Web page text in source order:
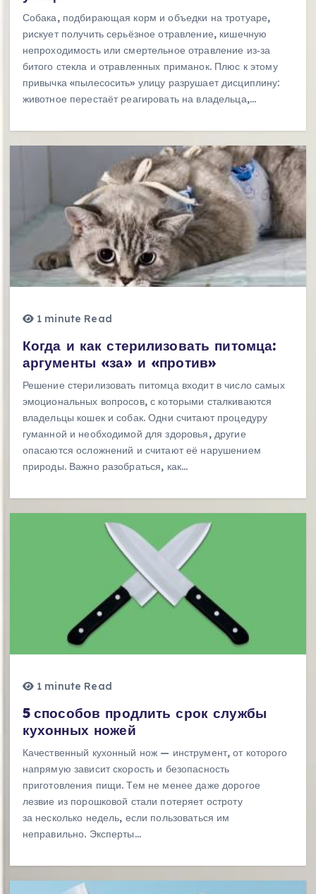
Собака, подбирающая корм и объедки на тротуаре,
рискует получить серьёзное отравление, кишечную
непроходимость или смертельное отравление из‑за
битого стекла и отравленных приманок. Плюс к этому
привычка «пылесосить» улицу разрушает дисциплину:
животное перестаёт реагировать на владельца,…
1 minute Read
Когда и как стерилизовать питомца:
аргументы «за» и «против»
Решение стерилизовать питомца входит в число самых
эмоциональных вопросов, с которыми сталкиваются
владельцы кошек и собак. Одни считают процедуру
гуманной и необходимой для здоровья, другие
опасаются осложнений и считают её нарушением
природы. Важно разобраться, как…
1 minute Read
5 способов продлить срок службы
кухонных ножей
Качественный кухонный нож — инструмент, от которого
напрямую зависит скорость и безопасность
приготовления пищи. Тем не менее даже дорогое
лезвие из порошковой стали потеряет остроту
за несколько недель, если пользоваться им
неправильно. Эксперты…